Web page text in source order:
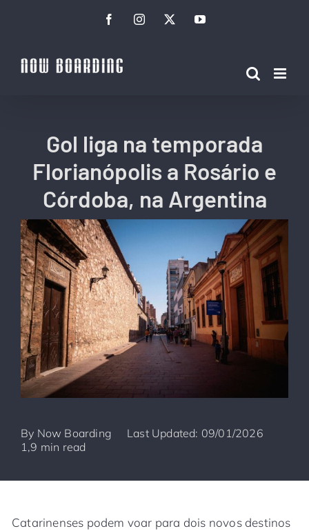
conteúdo
FacebookInstagramTwitterYouTube
Gol liga na temporada
Florianópolis a Rosário e
Córdoba, na Argentina
By Now Boarding
Last Updated: 09/01/2026
1,9 min read
Catarinenses podem voar para dois novos destinos